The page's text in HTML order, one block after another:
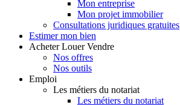
Mon entreprise
Mon projet immobilier
Consultations juridiques gratuites
Estimer mon bien
Acheter Louer Vendre
Nos offres
Nos outils
Emploi
Les métiers du notariat
Les métiers du notariat